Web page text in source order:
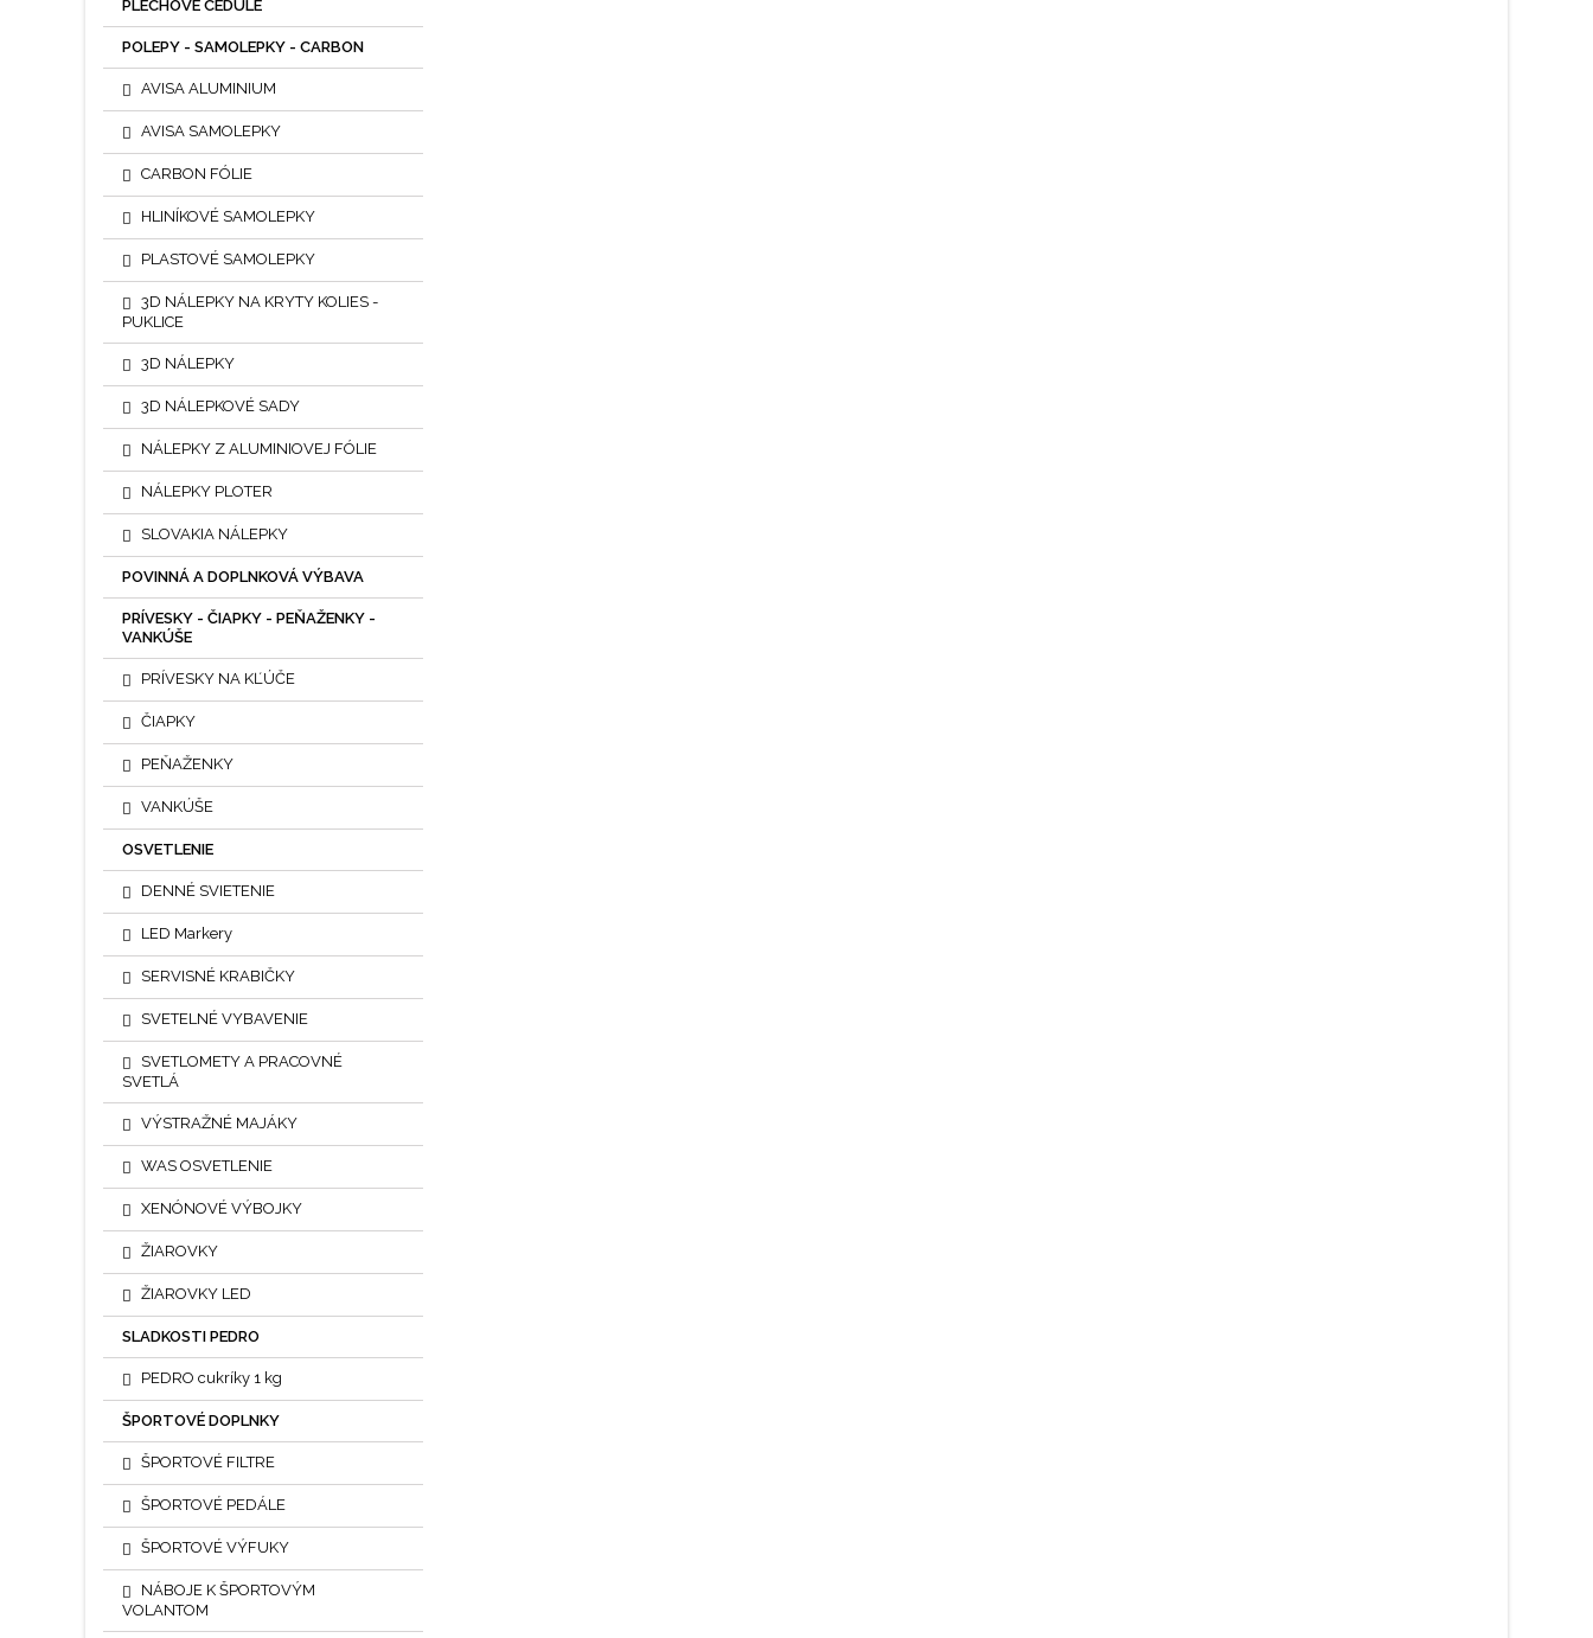
PLECHOVÉ CEDULE
POLEPY - SAMOLEPKY - CARBON
AVISA ALUMINIUM
AVISA SAMOLEPKY
CARBON FÓLIE
HLINÍKOVÉ SAMOLEPKY
PLASTOVÉ SAMOLEPKY
3D NÁLEPKY NA KRYTY KOLIES -
PUKLICE
3D NÁLEPKY
3D NÁLEPKOVÉ SADY
NÁLEPKY Z ALUMINIOVEJ FÓLIE
NÁLEPKY PLOTER
SLOVAKIA NÁLEPKY
POVINNÁ A DOPLNKOVÁ VÝBAVA
PRÍVESKY - ČIAPKY - PEŇAŽENKY -
VANKÚŠE
PRÍVESKY NA KĽÚČE
ČIAPKY
PEŇAŽENKY
VANKÚŠE
OSVETLENIE
DENNÉ SVIETENIE
LED Markery
SERVISNÉ KRABIČKY
SVETELNÉ VYBAVENIE
SVETLOMETY A PRACOVNÉ
SVETLÁ
VÝSTRAŽNÉ MAJÁKY
WAS OSVETLENIE
XENÓNOVÉ VÝBOJKY
ŽIAROVKY
ŽIAROVKY LED
SLADKOSTI PEDRO
PEDRO cukríky 1 kg
ŠPORTOVÉ DOPLNKY
ŠPORTOVÉ FILTRE
ŠPORTOVÉ PEDÁLE
ŠPORTOVÉ VÝFUKY
NÁBOJE K ŠPORTOVÝM
VOLANTOM